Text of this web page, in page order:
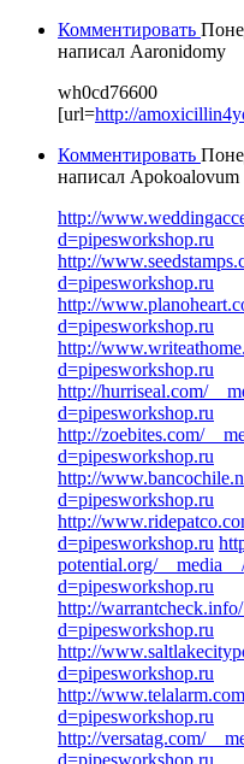
Комментировать
написал Aaronidomy
wh0cd76600
[url=http://
Комментировать
написал Apokoalovum
http://
d=pipesworkshop.ru
http://
d=pipesworkshop.ru
http://
d=pipesworkshop.ru
http://
d=pipesworkshop.ru
http://hurriseal.com/
d=pipesworkshop.ru
http://zoebites.com/
d=pipesworkshop.ru
http://
d=pipesworkshop.ru
http://
d=pipesworkshop.ru
potential.org/
d=pipesworkshop.ru
http://
d=pipesworkshop.ru
http://
d=pipesworkshop.ru
http://
d=pipesworkshop.ru
http://versatag.com/
d=pipesworkshop.ru